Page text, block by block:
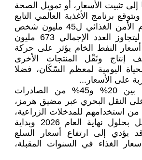
تثبيت الأسعار، أو تمويل الصحة
برنامج الأغذية العالمي التابع
للأمم المتحدة انعدام الأمن الغذائي ل45 مليون شخص
إضافي سنة 2026 ليتجاوز العدد الإجمالي 673 مليون
النفط الخام يؤثر على حركة
إنتاج ونَقْل المنتجات الأخرى
اليومية لمعظم السّكّان، فضلا
على الأسعار...
تعتمد نسبة تتراوح بين 20% و45% من الصادرات
على النقل البحري عبر مضيق هرمز،
من استخدامهم للمدخلات الزراعية،
فستنخفض المحاصيل بحلول نهاية العام 2026 وبداية
مما قد يؤدي إلى ارتفاع أسعار السلع
الغذاء في السنوات المقبلة،